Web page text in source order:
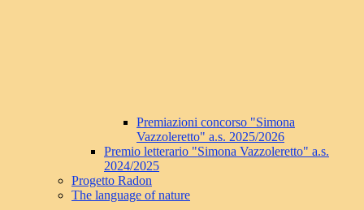
Premiazioni concorso "Simona
Vazzoleretto" a.s. 2025/2026
Premio letterario "Simona Vazzoleretto" a.s.
2024/2025
Progetto Radon
The language of nature